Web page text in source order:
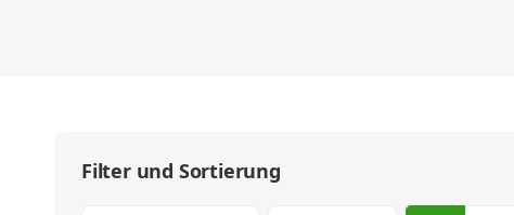
Filter und Sortierung